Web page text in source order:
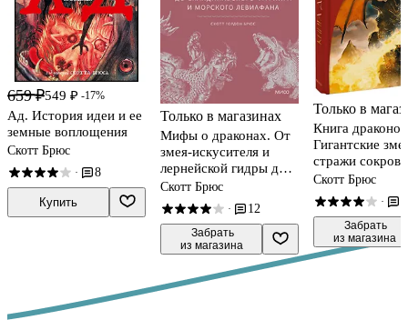
659 ₽549 ₽ -17%
Ад. История идеи и ее
земные воплощения
Скотт Брюс
· 8
Купить
Только в магазинах
Мифы о драконах. От
змея-искусителя и
лернейской гидры до
скандинавского
Фафнира и морского
Левиафана
Скотт Брюс
· 12
Забрать
из магазина
Только в
Книга
Гигантские
стражи
огнедышащие
легендах со
света
Скотт Брюс
·
Забрать
из магазина